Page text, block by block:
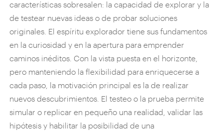
características sobresalen: la capacidad de explorar y la
de testear nuevas ideas o de probar soluciones
originales. El espíritu explorador tiene sus fundamentos
en la curiosidad y en la apertura para emprender
caminos inéditos. Con la vista puesta en el horizonte,
pero manteniendo la flexibilidad para enriquecerse a
cada paso, la motivación principal es la de realizar
nuevos descubrimientos. El testeo o la prueba permite
simular o replicar en pequeño una realidad, validar las
hipótesis y habilitar la posibilidad de una